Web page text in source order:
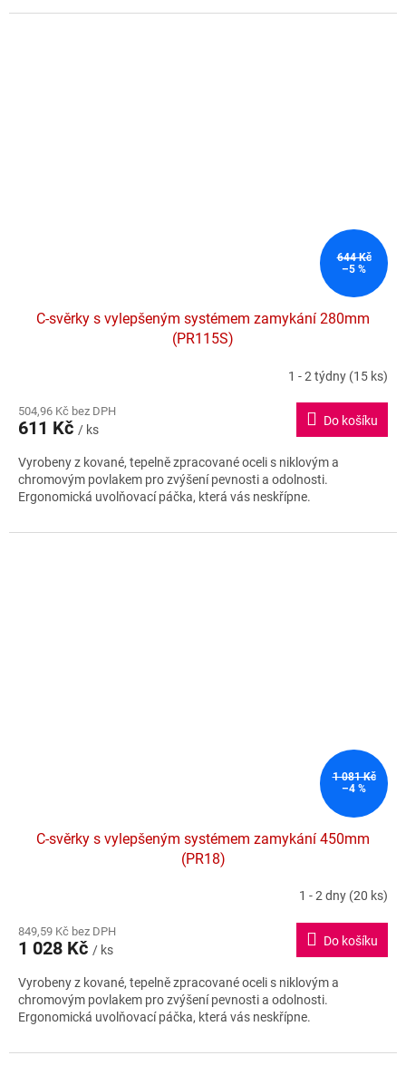
644 Kč
–5 %
C-svěrky s vylepšeným systémem zamykání 280mm
(PR115S)
produktu
je
z
5
hvězdiček.
1 - 2 týdny (15 ks)
504,96 Kč bez DPH
611 Kč / ks
Do košíku
Vyrobeny z kované, tepelně zpracované oceli s niklovým a
chromovým povlakem pro zvýšení pevnosti a odolnosti.
Ergonomická uvolňovací páčka, která vás neskřípne.
1 081 Kč
–4 %
C-svěrky s vylepšeným systémem zamykání 450mm
(PR18)
1 - 2 dny (20 ks)
849,59 Kč bez DPH
1 028 Kč / ks
Do košíku
Vyrobeny z kované, tepelně zpracované oceli s niklovým a
chromovým povlakem pro zvýšení pevnosti a odolnosti.
Ergonomická uvolňovací páčka, která vás neskřípne.